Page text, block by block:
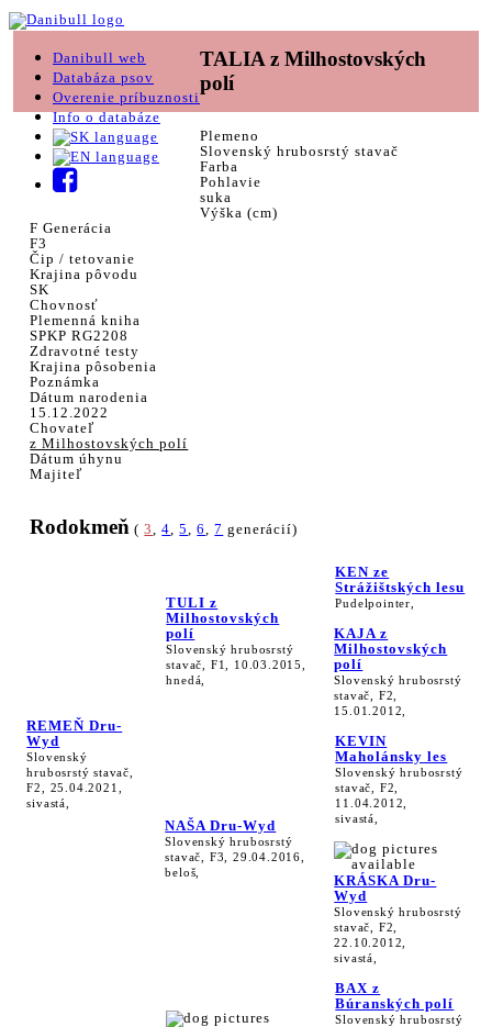
Danibull web
Databáza psov
Overenie príbuznosti
Info o databáze
TALIA z Milhostovských
polí
Plemeno
Slovenský hrubosrstý stavač
Farba
Pohlavie
suka
Výška (cm)
F Generácia
F3
Čip / tetovanie
Krajina pôvodu
SK
Chovnosť
Plemenná kniha
SPKP RG2208
Zdravotné testy
Krajina pôsobenia
Poznámka
Dátum narodenia
15.12.2022
Chovateľ
z Milhostovských polí
Dátum úhynu
Majiteľ
Rodokmeň (3,4,5,6,7 generácií)
REMEŇ Dru-
Wyd
Slovenský
hrubosrstý stavač,
F2, 25.04.2021,
sivastá,
TULI z
Milhostovských
polí
Slovenský hrubosrstý
stavač, F1, 10.03.2015,
hnedá,
KEN ze
Strážištských lesu
Pudelpointer,
KAJA z
Milhostovských
polí
Slovenský hrubosrstý
stavač, F2,
15.01.2012,
NAŠA Dru-Wyd
Slovenský hrubosrstý
stavač, F3, 29.04.2016,
beloš,
KEVIN
Maholánsky les
Slovenský hrubosrstý
stavač, F2,
11.04.2012,
sivastá,
KRÁSKA Dru-
Wyd
Slovenský hrubosrstý
stavač, F2,
22.10.2012,
sivastá,
BAX z
Búranských polí
Slovenský hrubosrstý